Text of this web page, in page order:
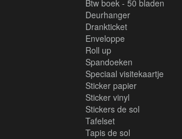
Btw boek - 50 bladen
Deurhanger
Drankticket
Enveloppe
Roll up
Spandoeken
Speciaal visitekaartje
Sticker papier
Sticker vinyl
Stickers de sol
Tafelset
Tapis de sol